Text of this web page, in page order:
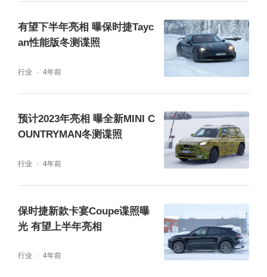
有望下半年亮相 曝保时捷Tayc
an性能版冬测谍照
行业 4年前
预计2023年亮相 曝全新MINI C
OUNTRYMAN冬测谍照
行业 4年前
保时捷新款卡宴Coupe谍照曝
光 有望上半年亮相
行业 4年前